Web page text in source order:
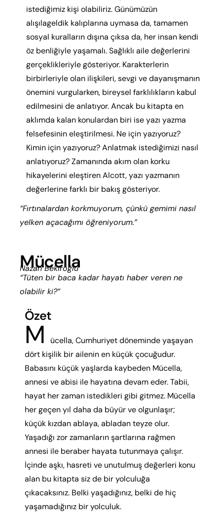
istediğimiz kişi olabiliriz. Günümüzün
alışılageldik kalıplarına uymasa da, tamamen
sosyal kuralların dışına çıksa da, her insan kendi
öz benliğiyle yaşamalı. Sağlıklı aile değerlerini
gerçeklikleriyle gösteriyor. Karakterlerin
birbirleriyle olan ilişkileri, sevgi ve dayanışmanın
önemini vurgularken, bireysel farklılıkların kabul
edilmesini de anlatıyor. Ancak bu kitapta en
aklımda kalan konulardan biri ise yazı yazma
felsefesinin eleştirilmesi. Ne için yazıyoruz?
Kimin için yazıyoruz? Anlatmak istediğimizi nasıl
anlatıyoruz? Zamanında akım olan korku
hikayelerini eleştiren Alcott, yazı yazmanın
değerlerine farklı bir bakış gösteriyor.
“Fırtınalardan korkmuyorum, çünkü gemimi nasıl
yelken açacağımı öğreniyorum.”
Mücella
Nazan Bekiroğlu
“Tüten bir baca kadar hayatı haber veren ne
olabilir ki?”
Özet
M
ücella, Cumhuriyet döneminde yaşayan
dört kişilik bir ailenin en küçük çocuğudur.
Babasını küçük yaşlarda kaybeden Mücella,
annesi ve abisi ile hayatına devam eder. Tabii,
hayat her zaman istedikleri gibi gitmez. Mücella
her geçen yıl daha da büyür ve olgunlaşır;
küçük kızdan ablaya, abladan teyze olur.
Yaşadığı zor zamanların şartlarına rağmen
annesi ile beraber hayata tutunmaya çalışır.
İçinde aşkı, hasreti ve unutulmuş değerleri konu
alan bu kitapta siz de bir yolculuğa
çıkacaksınız. Belki yaşadığınız, belki de hiç
yaşamadığınız bir yolculuk.